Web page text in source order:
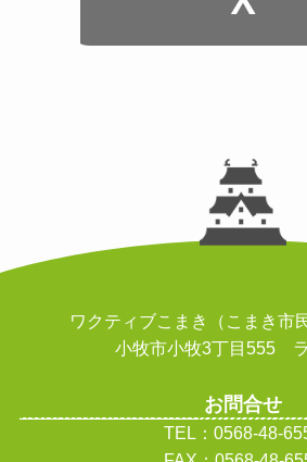
ワクティブこまき（こまき市
小牧市小牧3丁目555
お問合せ
TEL：0568-48-